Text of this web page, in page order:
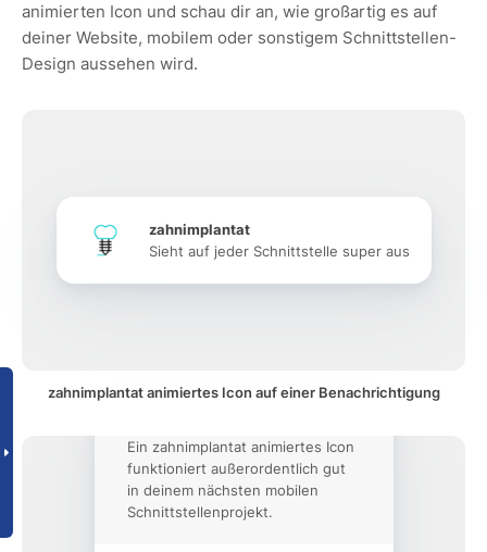
animierten Icon und schau dir an, wie großartig es auf
deiner Website, mobilem oder sonstigem Schnittstellen-
Design aussehen wird.
zahnimplantat
Sieht auf jeder Schnittstelle super aus
zahnimplantat animiertes Icon auf einer Benachrichtigung
Ein zahnimplantat animiertes Icon
funktioniert außerordentlich gut
in deinem nächsten mobilen
Schnittstellenprojekt.